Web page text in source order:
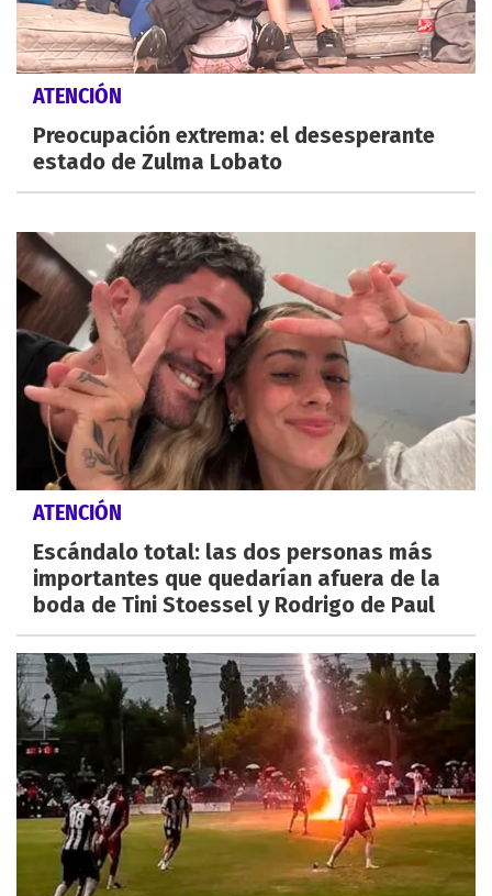
ATENCIÓN
Preocupación extrema: el desesperante
estado de Zulma Lobato
ATENCIÓN
Escándalo total: las dos personas más
importantes que quedarían afuera de la
boda de Tini Stoessel y Rodrigo de Paul